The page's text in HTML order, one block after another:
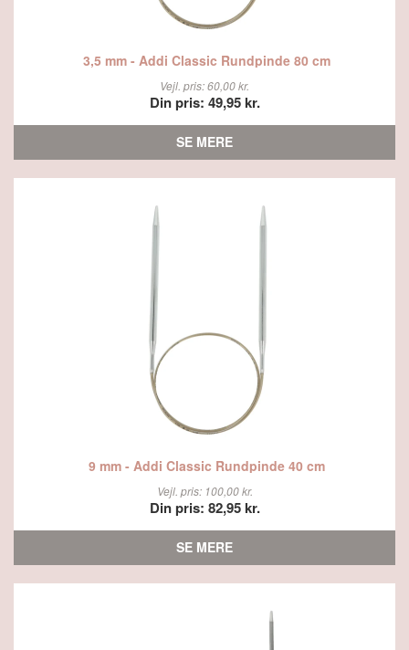
3,5 mm - Addi Classic Rundpinde 80 cm
Vejl. pris: 60,00 kr.
Din pris: 49,95 kr.
SE MERE
9 mm - Addi Classic Rundpinde 40 cm
Vejl. pris: 100,00 kr.
Din pris: 82,95 kr.
SE MERE